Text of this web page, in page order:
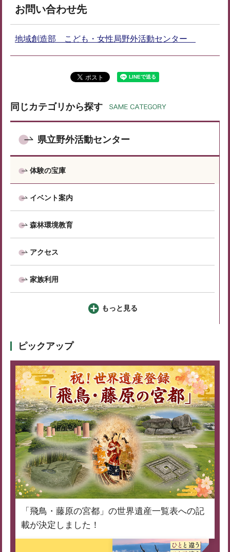
お問い合わせ先
地域創造部 こども・女性局野外活動センター
同じカテゴリから探す
県立野外活動センター
体験の宝庫
イベント案内
森林環境教育
アクセス
家族利用
もっと見る
ピックアップ
「飛鳥・藤原の宮都」の世界遺産一覧表への記
載が決定しました！